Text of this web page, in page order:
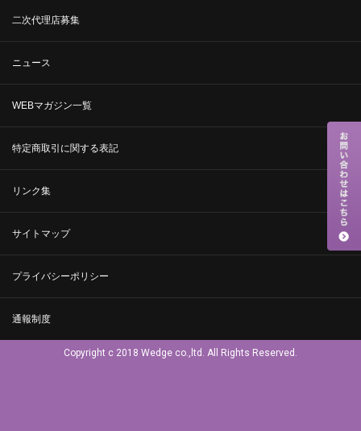
二次代理店募集
ニュース
WEBマガジン一覧
特定商取引に関する表記
リンク集
サイトマップ
プライバシーポリシー
通報制度
Copyright c 2018 Wedge co.,ltd. All Rights Reserved.